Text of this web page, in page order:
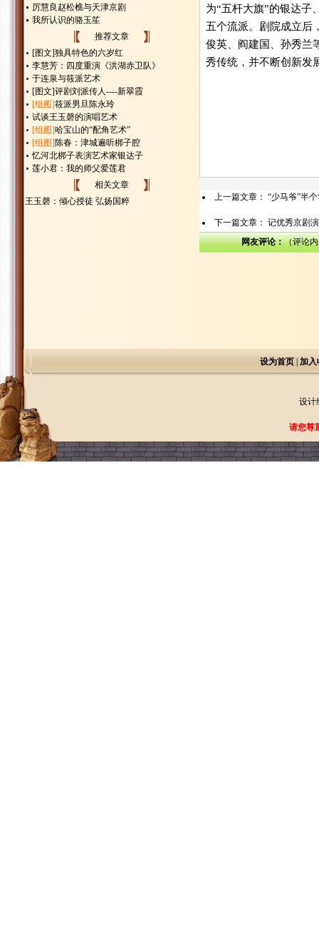
厉慧良赵松樵与天津京剧
我所认识的骆玉笙
推荐文章
[图文]独具特色的六岁红
李慧芳：四度重演《洪湖赤卫队》
于连泉与筱派艺术
[图文]评剧刘派传人----新翠霞
[组图]筱派男旦陈永玲
试谈王玉磬的演唱艺术
[组图]哈宝山的“配角艺术”
[组图]陈春：津城遍听梆子腔
忆河北梆子表演艺术家银达子
莲小君：我的师父爱莲君
相关文章
王玉磬：倾心授徒 弘扬国粹
为“五杆大旗”的银达子
五个流派。剧院成立后
俊英、阎建国、孙秀兰
秀传统，并不断创新发
上一篇文章： “少马爷”半
下一篇文章： 记优秀京剧
网友评论：（评论
设为首页| 加入
设计
请您尊